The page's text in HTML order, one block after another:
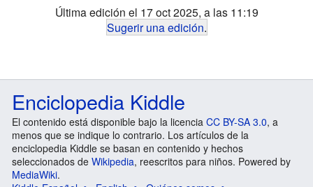
Última edición el 17 oct 2025, a las 11:19
Sugerir una edición.
Enciclopedia Kiddle
El contenido está disponible bajo la licencia CC BY-SA 3.0, a
menos que se indique lo contrario. Los artículos de la
enciclopedia Kiddle se basan en contenido y hechos
seleccionados de Wikipedia, reescritos para niños. Powered by
MediaWiki.